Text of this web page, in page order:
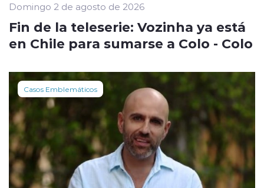
Domingo 2 de agosto de 2026
Fin de la teleserie: Vozinha ya está
en Chile para sumarse a Colo - Colo
Casos Emblemáticos